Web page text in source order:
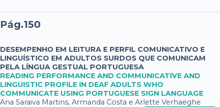
Pág.150
DESEMPENHO EM LEITURA E PERFIL COMUNICATIVO E
LINGUÍSTICO EM ADULTOS SURDOS QUE COMUNICAM
PELA LÍNGUA GESTUAL PORTUGUESA
READING PERFORMANCE AND COMMUNICATIVE AND
LINGUISTIC PROFILE IN DEAF ADULTS WHO
COMMUNICATE USING PORTUGUESE SIGN LANGUAGE
Ana Saraiva Martins, Armanda Costa e Arlette Verhaeghe